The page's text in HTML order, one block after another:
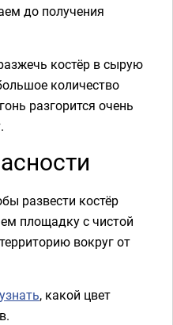
до получения
костёр в сырую
количество
разгорится очень
развести костёр
площадку с чистой
вокруг от
узнать, какой цвет